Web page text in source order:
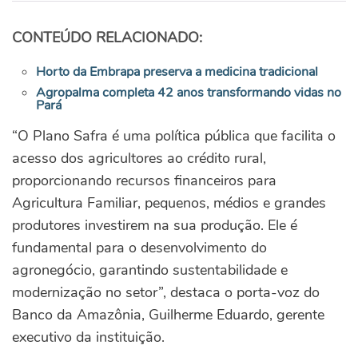
CONTEÚDO RELACIONADO:
Horto da Embrapa preserva a medicina tradicional
Agropalma completa 42 anos transformando vidas no
Pará
“O Plano Safra é uma política pública que facilita o
acesso dos agricultores ao crédito rural,
proporcionando recursos financeiros para
Agricultura Familiar, pequenos, médios e grandes
produtores investirem na sua produção. Ele é
fundamental para o desenvolvimento do
agronegócio, garantindo sustentabilidade e
modernização no setor”, destaca o porta-voz do
Banco da Amazônia, Guilherme Eduardo, gerente
executivo da instituição.